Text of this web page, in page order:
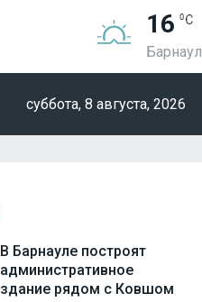
16
Барнаул
суббота, 8 августа, 2026
В Барнауле построят
административное
здание рядом с Ковшом